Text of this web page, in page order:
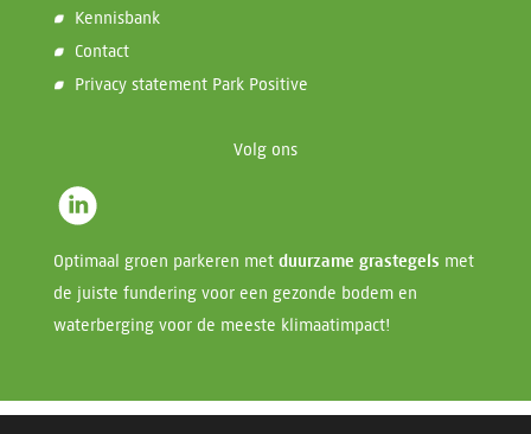
Kennisbank
Contact
Privacy statement Park Positive
Volg ons
Optimaal groen parkeren met duurzame grastegels met
de juiste fundering voor een gezonde bodem en
waterberging voor de meeste klimaatimpact!